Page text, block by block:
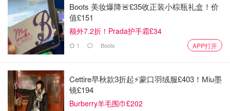
Boots 美妆爆降🚨£35收正装小棕瓶礼盒！价
值£151
额外7.2折！Prada护手霜£34
1 Boots APP打开
Cettire早秋款3折起⚡️蒙口羽绒服£403！Miu墨
镜£194
Burberry羊毛围巾£202